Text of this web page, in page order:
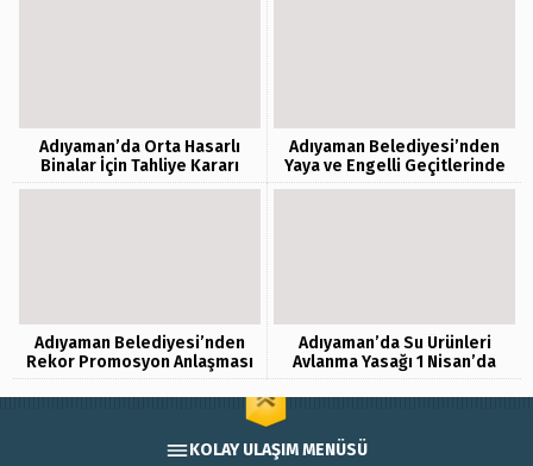
Adıyaman’da Orta Hasarlı
Binalar İçin Tahliye Kararı
Adıyaman Belediyesi’nden
Yaya ve Engelli Geçitlerinde
Denetim
Adıyaman Belediyesi’nden
Rekor Promosyon Anlaşması
Adıyaman’da Su Ürünleri
Avlanma Yasağı 1 Nisan’da
Başlıyor
KOLAY ULAŞIM MENÜSÜ